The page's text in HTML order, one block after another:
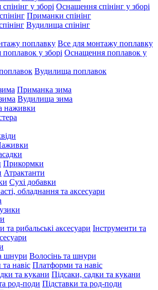
Оснащення спінінг у зборі
Приманки спінінг
Вудилища спінінг
Все для монтажу поплавку
Оснащення поплавок у
Вудилища поплавок
Приманка зима
Вудилища зима
наживки
Прикормки
Атрактанти
Сухі добавки
обладнання та аксесуари
Інструменти та
Волосінь та шнури
Платформи та навіс
Підсаки, садки та кукани
Підставки та род-поди